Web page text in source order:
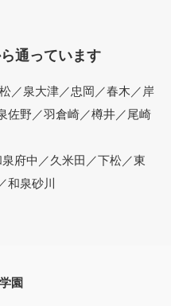
通っています
／泉大津／忠岡／春木／岸
佐野／羽倉崎／樽井／尾崎
府中／久米田／下松／東
和泉砂川
園